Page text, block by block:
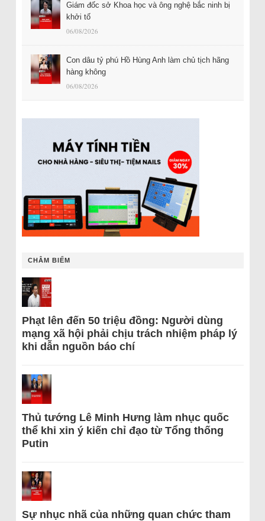
Giám đốc sở Khoa học và ông nghệ bắc ninh bị
khởi tố
06/08/2026
Con dâu tỷ phú Hồ Hùng Anh làm chủ tịch hãng
hàng không
06/08/2026
CHÂM BIẾM
Phạt lên đến 50 triệu đồng: Người dùng
mạng xã hội phải chịu trách nhiệm pháp lý
khi dẫn nguồn báo chí
Thủ tướng Lê Minh Hưng làm nhục quốc
thể khi xin ý kiến chỉ đạo từ Tổng thống
Putin
Sự nhục nhã của những quan chức tham